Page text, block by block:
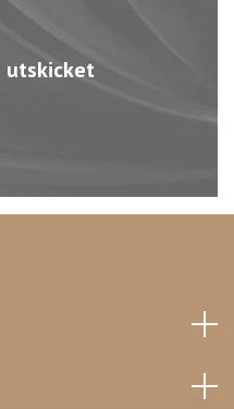
utskicket